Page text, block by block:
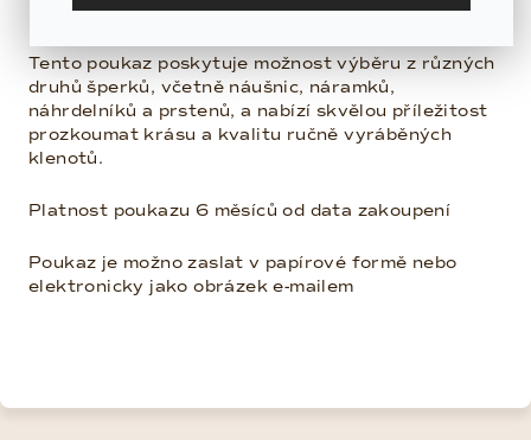
luxusní dárek
Tento poukaz poskytuje možnost výběru z různých
druhů šperků, včetně náušnic, náramků,
náhrdelníků a prstenů, a nabízí skvělou příležitost
prozkoumat krásu a kvalitu ručně vyráběných
klenotů.
Platnost poukazu 6 měsíců od data zakoupení
Poukaz je možno zaslat v papírové formě nebo
elektronicky jako obrázek e-mailem